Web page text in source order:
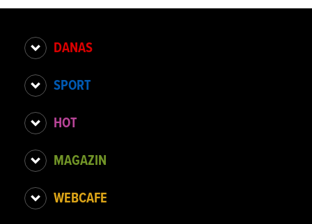
DANAS
SPORT
HOT
MAGAZIN
WEBCAFE